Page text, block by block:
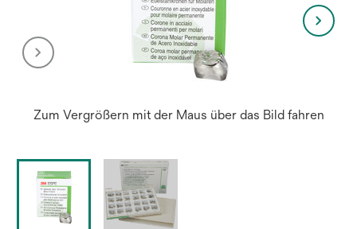
Zum Vergrößern mit der Maus über das Bild fahren